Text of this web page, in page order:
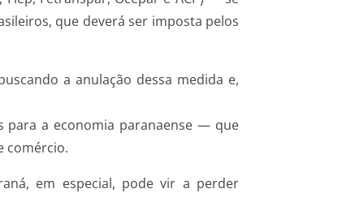
que deverá ser imposta pelos
a anulação dessa medida e,
para a economia paranaense — que
comércio.
em especial, pode vir a perder